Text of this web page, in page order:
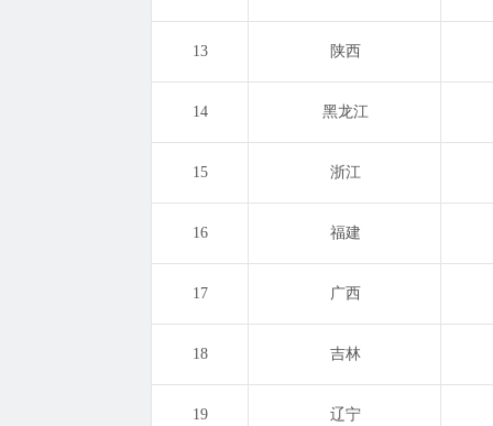
13 陕西
14 黑龙江
15 浙江
16 福建
17 广西
18 吉林
19 辽宁